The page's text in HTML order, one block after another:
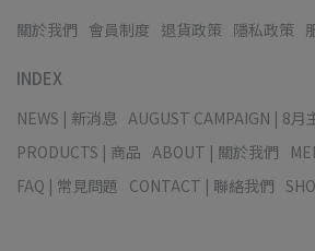
關於我們 會員制度 退貨政策 隱私政策
INDEX
NEWS | 新消息 AUGUST CAMPAIGN | 8月
PRODUCTS | 商品 ABOUT | 關於我們
FAQ | 常見問題 CONTACT | 聯絡我們